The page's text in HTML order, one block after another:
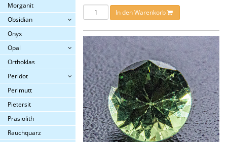
Morganit
Obsidian
Onyx
Opal
Orthoklas
Peridot
Perlmutt
Pietersit
Prasiolith
Rauchquarz
In den Warenkorb